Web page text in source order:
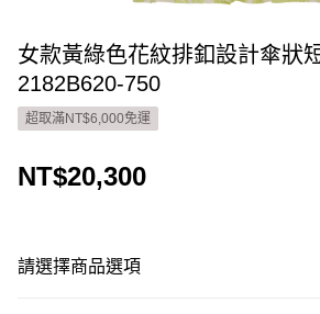
女款黃綠色花紋排釦設計傘狀
2182B620-750
超取滿NT$6,000免運
NT$20,300
請選擇商品選項